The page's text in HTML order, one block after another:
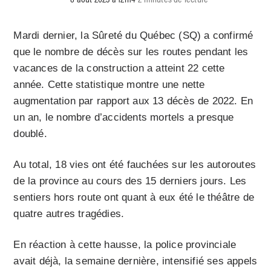
Mardi dernier, la Sûreté du Québec (SQ) a confirmé
que le nombre de décès sur les routes pendant les
vacances de la construction a atteint 22 cette
année. Cette statistique montre une nette
augmentation par rapport aux 13 décès de 2022. En
un an, le nombre d’accidents mortels a presque
doublé.
Au total, 18 vies ont été fauchées sur les autoroutes
de la province au cours des 15 derniers jours. Les
sentiers hors route ont quant à eux été le théâtre de
quatre autres tragédies.
En réaction à cette hausse, la police provinciale
avait déjà, la semaine dernière, intensifié ses appels